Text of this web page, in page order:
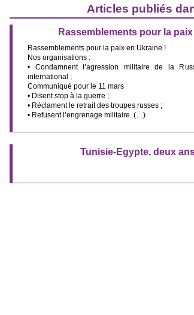
Articles publiés
Rassemblements pour la
Rassemblements pour la paix en Ukraine !
Nos organisations :
• Condamnent l’agression militaire de la
international ;
Communiqué pour le 11 mars
• Disent stop à la guerre ;
• Réclament le retrait des troupes russes ;
• Refusent l’engrenage militaire. (…)
Tunisie-Egypte, deux